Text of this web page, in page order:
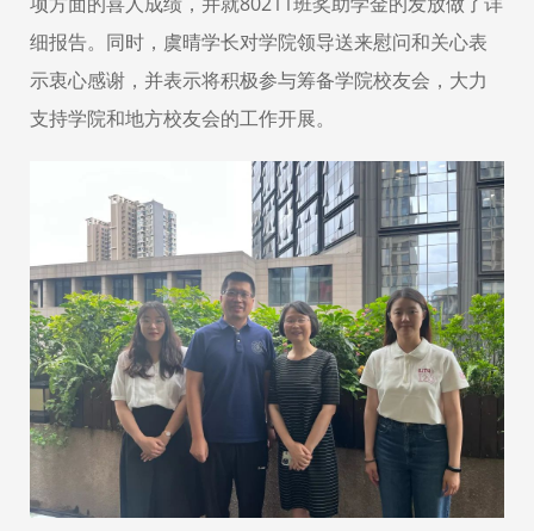
细报告。同时，虞晴学长对学院领导送来慰问和关心表
示衷心感谢，并表示将积极参与筹备学院校友会，大力
支持学院和地方校友会的工作开展。